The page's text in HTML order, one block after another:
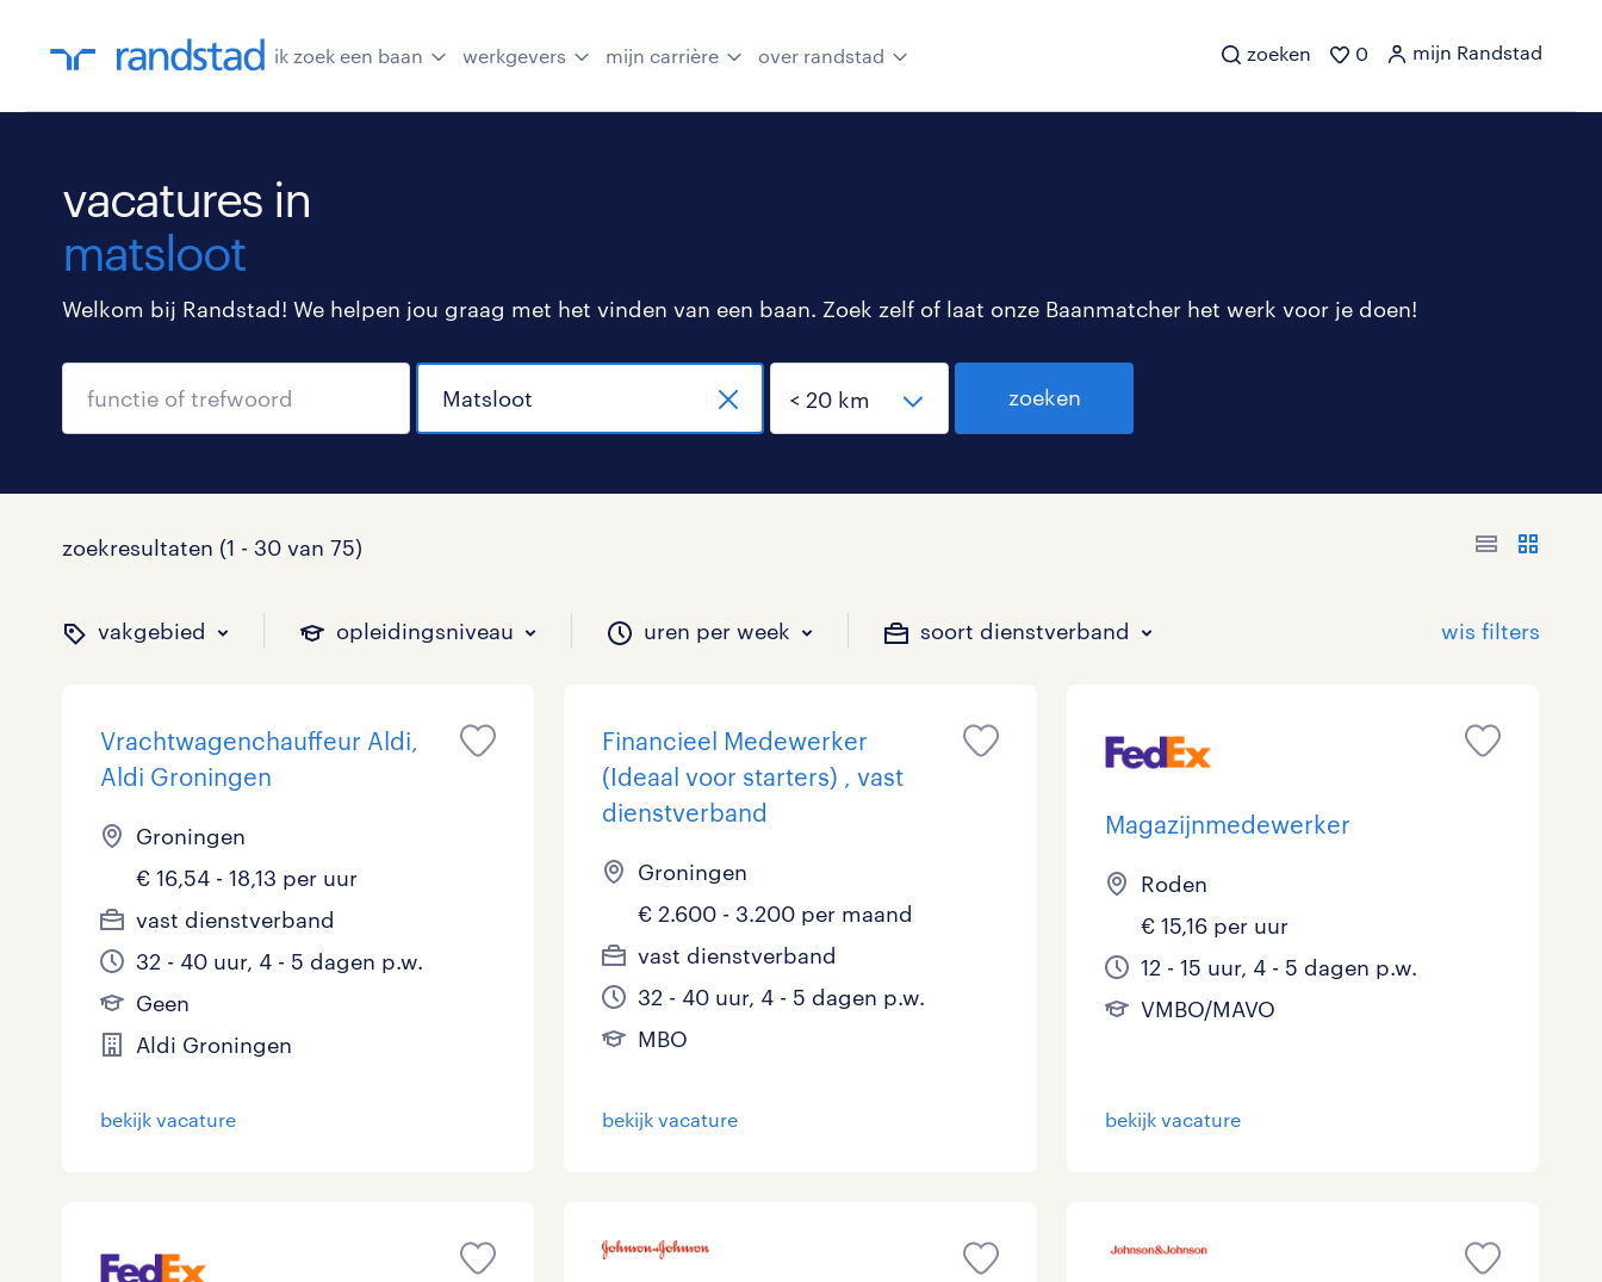
ik zoek een baan werkgevers mijn carrière over randstad zoeken 0 mijn Randstad
vacatures in
matsloot
Welkom bij Randstad! We helpen jou graag met het vinden van een baan. Zoek zelf of laat onze Baanmatcher het werk voor je doen!
zoeken
zoekresultaten (1 - 30 van 75)
vakgebied opleidingsniveau uren per week soort dienstverband
binnen welk vakgebied wil je werken?
Administratief 2 Beveiliging 0 Bouw 0
Callcenter / Contactcenter Commercieel / Verkoop
Financieel 11
ICT 8 Industrieel / Productie
Secretarieel
op welk niveau zoek je vacatures?
Basisonderwijs 0 Geen 13 HAVO/VWO 3
HBO 24 0 28
Master 0
VMBO/MAVO WO 2
hoeveel uren per week wil je werken?
0 - 8 uur 9 9 - 16 uur 6 17 - 24 uur 20
25 - 32 uur 20 37 - 40+ uur 9
toon 75 resultaten
welk soort dienstverband zou jij willen?
Detachering 9 Tijdelijk 24 Tijdelijk met uitzicht op vast
Vast 16
toon 75 resultaten
Vrachtwagenchauffeur Aldi,
Aldi Groningen
Groningen
€ 16,54 - 18,13 per uur
vast dienstverband
32 - 40 uur, 4 - 5 dagen p.w.
Geen
Aldi Groningen
bekijk vacature
Financieel Medewerker
(Ideaal voor starters) , vast
dienstverband
Groningen
€ 2.600 - 3.200 per maand
vast dienstverband
32 - 40 uur, 4 - 5 dagen p.w.
MBO
bekijk vacature
Magazijnmedewerker
Roden
€ 15,16 per uur
12 - 15 uur, 4 - 5 dagen p.w.
VMBO/MAVO
bekijk vacature